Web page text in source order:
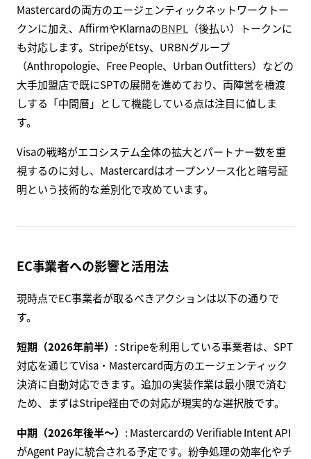
Mastercardの両方のエージェンティックネットワークトー
クンに加え、AffirmやKlarnaのBNPL （後払い）トークンに
も対応します。StripeがEtsy、URBNグループ
（Anthropologie、Free People、Urban Outfitters）などの
大手加盟店で既にSPTの展開を進めており、両陣営を橋渡
しする「中間層」として機能している点は注目に値しま
す。
Visaの戦略がエコシステム全体の拡大とパートナー数を重
視するのに対し、Mastercardはオープンソース化と暗号証
明という技術的な差別化で攻めています。
EC事業者への影響と活用法
現時点でEC事業者が取るべきアクションは以下の通りで
す。
短期（2026年前半） : Stripeを利用している事業者は、SPT
対応を通じてVisa・Mastercard両方のエージェンティック
決済に自動対応できます。追加の実装作業は最小限で済む
ため、まずはStripe経由での対応が現実的な選択肢です。
中期（2026年後半〜） : Mastercardの Verifiable Intent API
がAgent Payに統合される予定です。紛争処理の効率化やチ